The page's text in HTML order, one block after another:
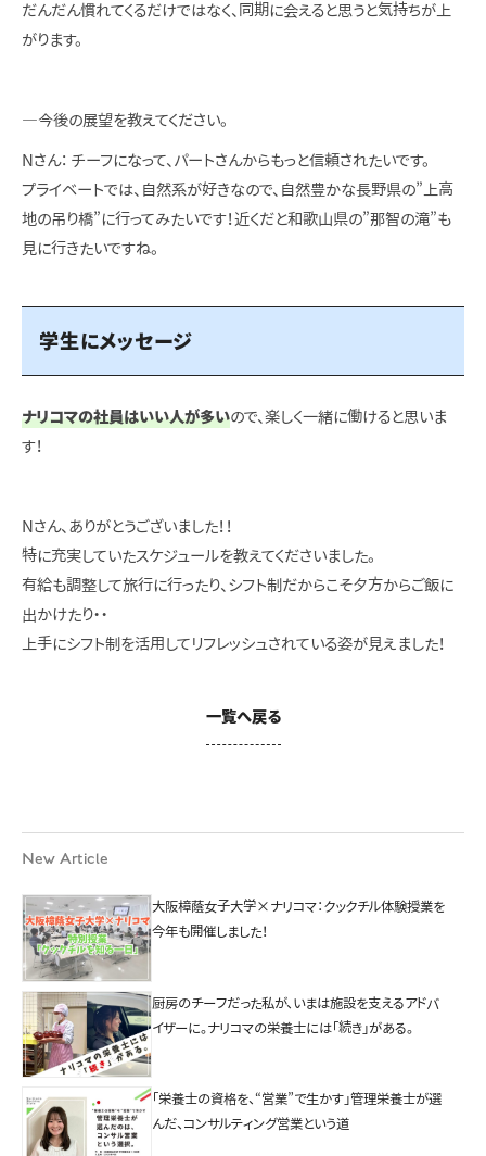
だんだん慣れてくるだけではなく、同期に会えると思うと気持ちが上
がります。
―今後の展望を教えてください。
Nさん： チーフになって、パートさんからもっと信頼されたいです。
プライベートでは、自然系が好きなので、自然豊かな長野県の”上高
地の吊り橋”に行ってみたいです！近くだと和歌山県の”那智の滝”も
見に行きたいですね。
学生にメッセージ
ナリコマの社員はいい人が多いので、楽しく一緒に働けると思いま
す！
Nさん、ありがとうございました！！
特に充実していたスケジュールを教えてくださいました。
有給も調整して旅行に行ったり、シフト制だからこそ夕方からご飯に
出かけたり・・
上手にシフト制を活用してリフレッシュされている姿が見えました！
一覧へ戻る
New Article
大阪樟蔭女子大学×ナリコマ：クックチル体験授業を
今年も開催しました！
厨房のチーフだった私が、いまは施設を支えるアドバ
イザーに。ナリコマの栄養士には「続き」がある。
「栄養士の資格を、“営業”で生かす」管理栄養士が選
んだ、コンサルティング営業という道